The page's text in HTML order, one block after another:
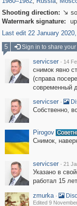
Shooting direction: 
Watermark signature:
Last edit 22 January
5
Sign in to share
servicser · 14
снимок явно
(справа
современный
servicser ·
Собственно,
Pirogov
Снимок,
servicser · 21
Указано в
работал 15
zmurka ·
Edited 9